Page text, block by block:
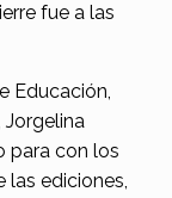
fue a las
Educación,
para con los
las ediciones,